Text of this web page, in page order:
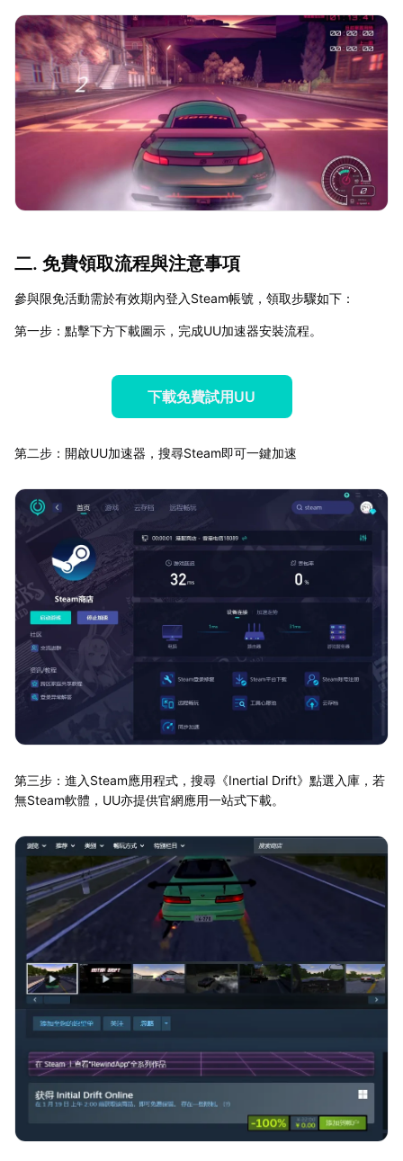
二. 免費領取流程與注意事項
參與限免活動需於有效期內登入Steam帳號，領取步驟如下：
第一步：點擊下方下載圖示，完成UU加速器安裝流程。
下載免費試用UU
第二步：開啟UU加速器，搜尋Steam即可一鍵加速
第三步：進入Steam應用程式，搜尋《Inertial Drift》點選入庫，若
無Steam軟體，UU亦提供官網應用一站式下載。